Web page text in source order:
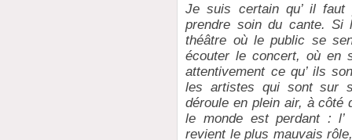
Je suis certain qu’ il
prendre soin du cante. Si
théâtre où le public se
écouter le concert, où en
attentivement ce qu’ ils
les artistes qui sont sur
déroule en plein air, à côté
le monde est perdant :
revient le plus mauvais